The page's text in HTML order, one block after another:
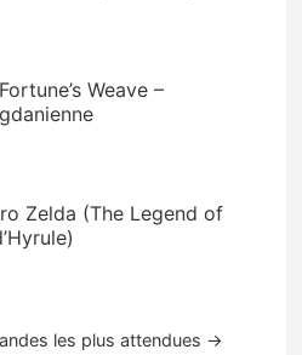
Weave –
Zelda (The Legend of
les plus attendues →